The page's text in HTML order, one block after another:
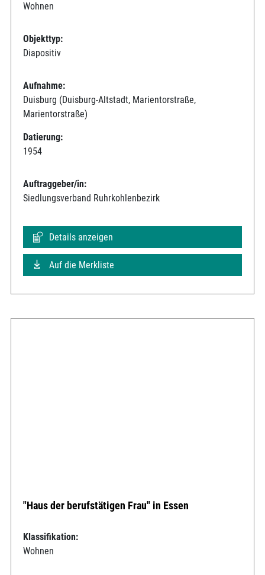
Wohnen
Objekttyp:
Diapositiv
Aufnahme:
Duisburg (Duisburg-Altstadt, Marientorstraße,
Marientorstraße)
Datierung:
1954
Auftraggeber/in:
Siedlungsverband Ruhrkohlenbezirk
Details anzeigen
Auf die Merkliste
"Haus der berufstätigen Frau" in Essen
Klassifikation:
Wohnen